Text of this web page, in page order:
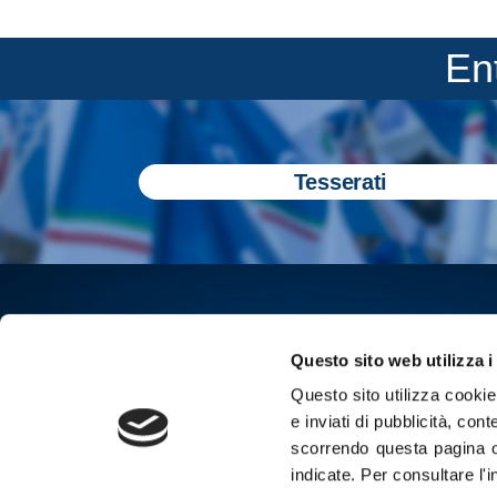
Questo sito web utilizza i
Questo sito utilizza
e inviati di pubblicità,
scorrendo questa pagina
indicate. Per consultare
Tesserati